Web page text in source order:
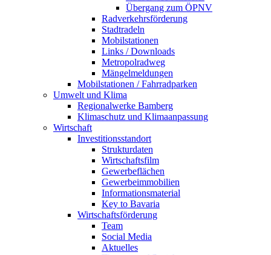
Übergang zum ÖPNV
Radverkehrsförderung
Stadtradeln
Mobilstationen
Links / Downloads
Metropolradweg
Mängelmeldungen
Mobilstationen / Fahrradparken
Umwelt und Klima
Regionalwerke Bamberg
Klimaschutz und Klimaanpassung
Wirtschaft
Investitionsstandort
Strukturdaten
Wirtschaftsfilm
Gewerbeflächen
Gewerbeimmobilien
Informationsmaterial
Key to Bavaria
Wirtschaftsförderung
Team
Social Media
Aktuelles